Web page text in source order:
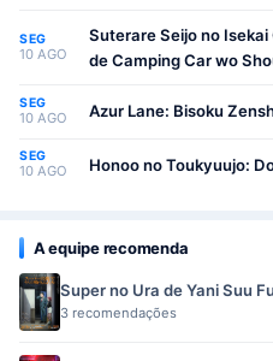
SEG
10 AGO
Suterare Seijo no Isekai
de Camping Car wo
SEG
10 AGO Azur Lane: Bisoku
SEG
10 AGO Honoo no Toukyuujo:
A equipe recomenda
Super no Ura de Yani Suu
3 recomendações